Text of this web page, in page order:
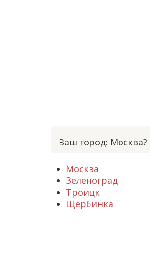
Ваш город: Москва?
Москва
Зеленоград
Троицк
Щербинка